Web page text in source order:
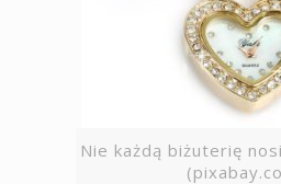
Nie każdą biżuterię